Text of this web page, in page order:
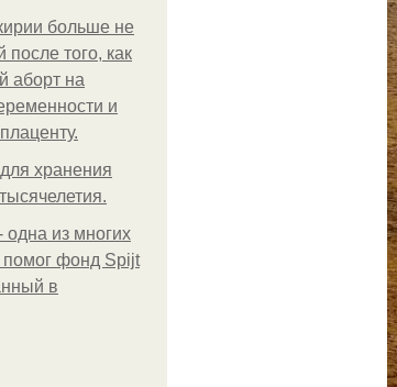
больше не
после того, как
аборт на
и
хранения
одна из многих
фонд Spijt
в